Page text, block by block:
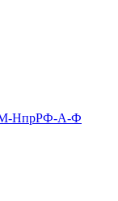
НпрРФ-А-Ф